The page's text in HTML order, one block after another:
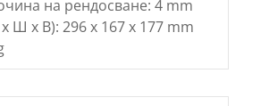
на рендосване: 4 mm
Ш х В): 296 x 167 x 177 mm